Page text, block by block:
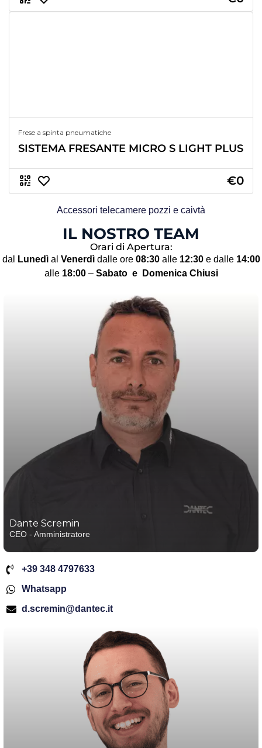
Frese a spinta pneumatiche
SISTEMA FRESANTE MICRO S LIGHT PLUS
€0
Accessori telecamere pozzi e caivtà
IL NOSTRO TEAM
Orari di Apertura:
dal Lunedìal Venerdìdalle ore 08:30alle 12:30e dalle 14:00
alle 18:00– Sabato e Domenica Chiusi
Dante Scremin
CEO - Amministratore
+39 348 4797633
Whatsapp
d.scremin@dantec.it